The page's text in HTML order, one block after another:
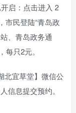
启：点击进入 2
市民登陆“青岛政
、青岛政务通
只2元。
北宜草堂】微信公
信息提交预约。